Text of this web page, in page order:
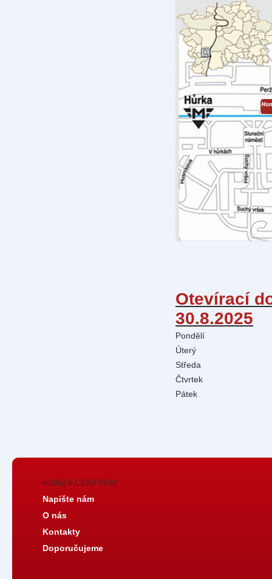
Otevírací
30.8.2025
Pondělí
Úterý
Středa
Čtvrtek
Pátek
HONZA CENTRUM
Napište nám
O nás
Kontakty
Doporučujeme